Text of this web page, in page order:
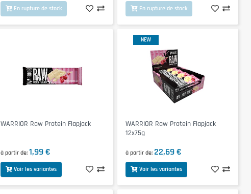
En rupture de stock En rupture de stock
WARRIOR Raw Protein Flapjack
à partir de 1,99 €
Voir les variantes
NEW
WARRIOR Raw Protein Flapjack
12x75g
à partir de 22,69 €
Voir les variantes